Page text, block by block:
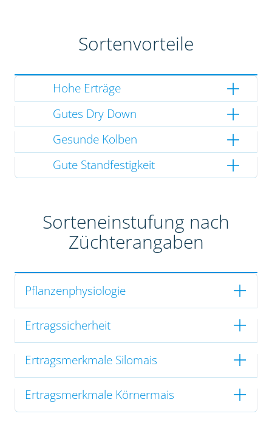
Sortenvorteile
Hohe Erträge
Gutes Dry Down
Gesunde Kolben
Gute Standfestigkeit
Sorteneinstufung nach
Züchterangaben
Pflanzenphysiologie
Ertragssicherheit
Ertragsmerkmale Silomais
Ertragsmerkmale Körnermais